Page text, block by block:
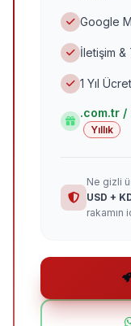
Google
İletişim &
1 Yıl
.com.tr /
Yıllık
Ne gizli
USD +
rakamın